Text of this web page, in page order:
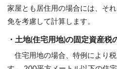
家屋とも居住用の場合には、そ
免を考慮して計算します。
・土地(住宅用地)の固定資産税
住宅用地の場合、特例により